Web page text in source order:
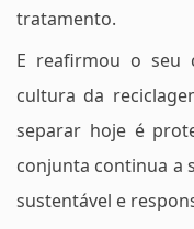
tratamento.
E reafirmou o seu
cultura da
separar hoje é
conjunta continua a
sustentável e